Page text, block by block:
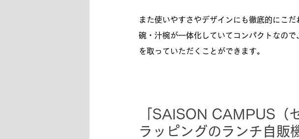
また使いやすさやデザインにも徹底的にこ
碗・汁椀が一体化していてコンパクトなの
を取っていただくことができます。
「SAISON CAMPUS（
ラッピングのランチ自販